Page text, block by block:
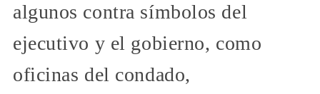
algunos contra símbolos del
ejecutivo y el gobierno, como
oficinas del condado,